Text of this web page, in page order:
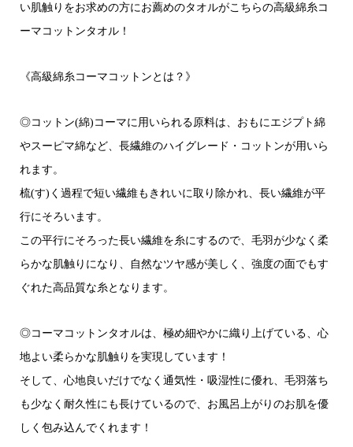
い肌触りをお求めの方にお薦めのタオルがこちらの高級綿糸コ
ーマコットンタオル！
《高級綿糸コーマコットンとは？》
◎コットン(綿)コーマに用いられる原料は、おもにエジプト綿
やスーピマ綿など、長繊維のハイグレード・コットンが用いら
れます。
梳(す)く過程で短い繊維もきれいに取り除かれ、長い繊維が平
行にそろいます。
この平行にそろった長い繊維を糸にするので、毛羽が少なく柔
らかな肌触りになり、自然なツヤ感が美しく、強度の面でもす
ぐれた高品質な糸となります。
◎コーマコットンタオルは、極め細やかに織り上げている、心
地よい柔らかな肌触りを実現しています！
そして、心地良いだけでなく通気性・吸湿性に優れ、毛羽落ち
も少なく耐久性にも長けているので、お風呂上がりのお肌を優
しく包み込んでくれます！